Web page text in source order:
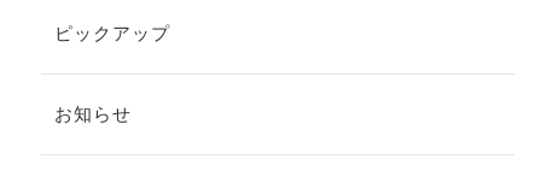
ピックアップ
お知らせ